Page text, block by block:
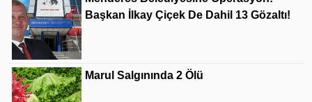
Başkan İlkay Çiçek De Dahil 13 Gözaltı!
Marul Salgınında 2 Ölü